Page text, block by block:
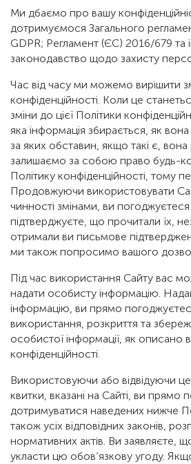
Ми дбаємо про вашу
дотримуємося Загального
GDPR; Регламент (ЄС) 2016/679 та
законодавство щодо захисту
Час від часу ми можемо вирішити
конфіденційності. Коли це
зміни до цієї Політики
яка інформація збирається, як
за яких обставин, якщо такі є,
залишаємо за собою право будь-
Політику конфіденційності, тому
Продовжуючи використовувати
чинності змінами, ви погоджуєтеся
підтверджуєте, що прочитали їх,
отримали ви письмове
ми також попросимо вашого
Під час використання Сайту вас
надати особисту інформацію.
інформацію, ви прямо
використання, розкриття та
особистої інформації, як описано в
конфіденційності.
Використовуючи або відвідуючи
квитки, вказані на Сайті, ви прямо
дотримуватися наведених нижче
також усіх відповідних законів,
нормативних актів. Ви заявляєте,
укласти цю обов’язкову угоду.